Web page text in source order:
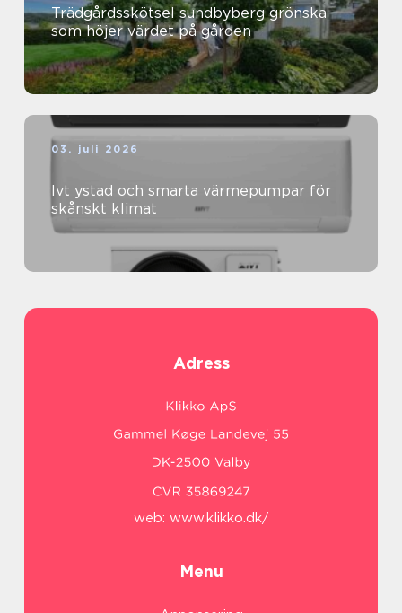
Trädgårdsskötsel sundbyberg grönska
som höjer värdet på gården
03. juli 2026
Ivt ystad och smarta värmepumpar för
skånskt klimat
Adress
web: www.klikko.dk/
Menu